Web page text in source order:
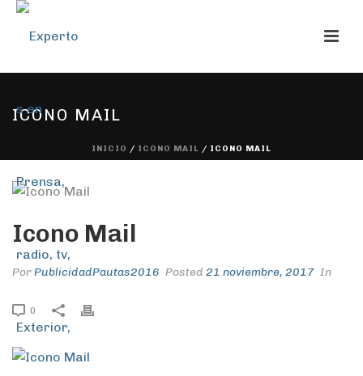
ICONO MAIL
INICIO / ICONO MAIL / ICONO MAIL
Icono Mail
PorPublicidadPautas2016 Posted 21 noviembre, 2017 In
0